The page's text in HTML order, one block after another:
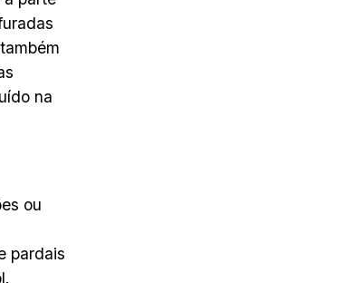
na
ou
pardais